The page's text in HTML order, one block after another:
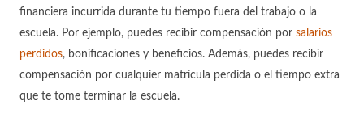
financiera incurrida durante tu tiempo fuera del trabajo o la
escuela. Por ejemplo, puedes recibir compensación por salarios
perdidos, bonificaciones y beneficios. Además, puedes recibir
compensación por cualquier matrícula perdida o el tiempo extra
que te tome terminar la escuela.